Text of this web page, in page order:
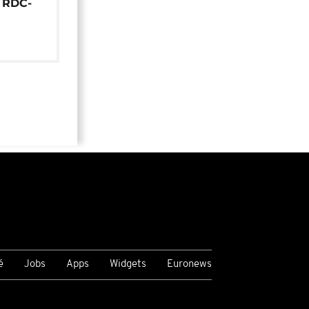
Jobs Apps Widgets Euronews